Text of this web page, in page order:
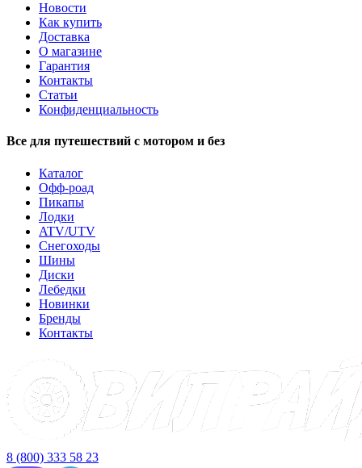
Новости
Как купить
Доставка
О магазине
Гарантия
Контакты
Статьи
Конфиденциальность
Все для путешествий с мотором и без
Каталог
Офф-роад
Пикапы
Лодки
ATV/UTV
Снегоходы
Шины
Диски
Лебедки
Новинки
Бренды
Контакты
8 (800) 333 58 23